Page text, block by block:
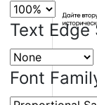
Text Edge
Font